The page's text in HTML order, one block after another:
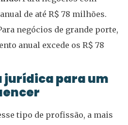
de até R$ 78 milhões.
negócios de grande porte,
anual excede os R$ 78
jurídica para um
tipo de profissão, a mais